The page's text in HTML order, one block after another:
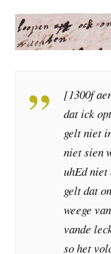
[1300f
dat ick
gelt niet
niet sien
uhEd
gelt dat
weege
vande
so het